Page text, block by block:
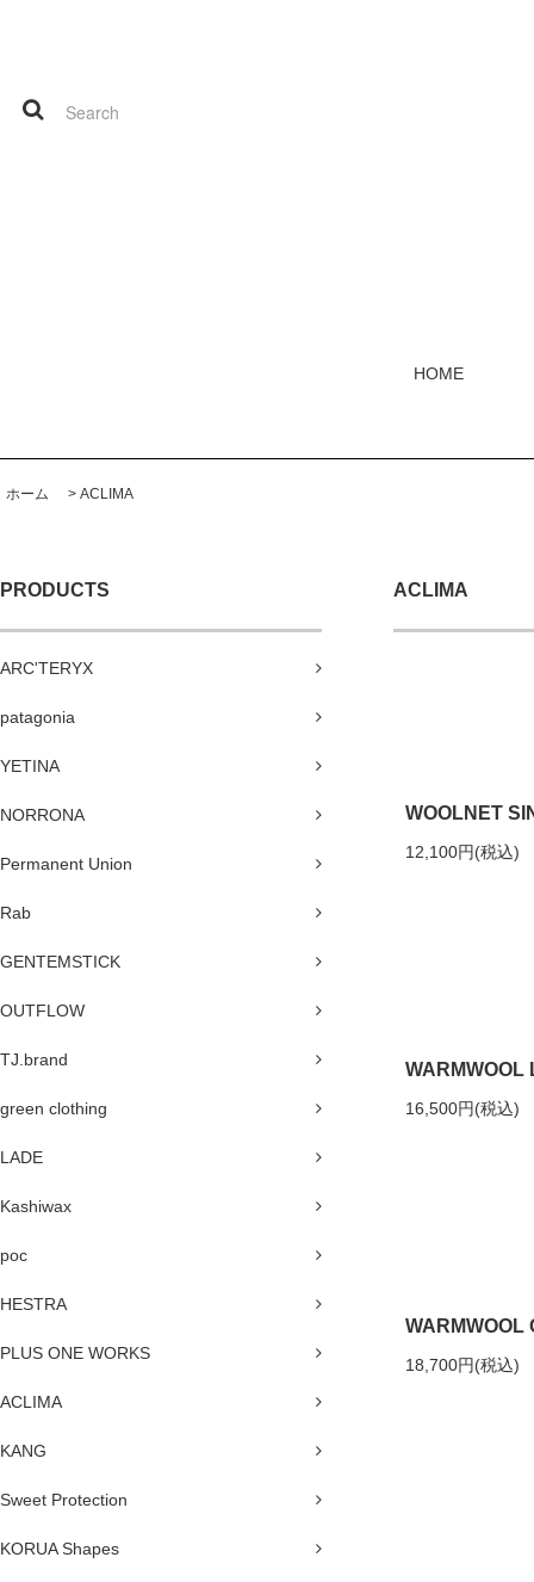
HOME
ホーム > ACLIMA
PRODUCTS
ARC'TERYX
patagonia
YETINA
NORRONA
Permanent Union
Rab
GENTEMSTICK
OUTFLOW
TJ.brand
green clothing
LADE
Kashiwax
poc
HESTRA
PLUS ONE WORKS
ACLIMA
KANG
Sweet Protection
KORUA Shapes
ACLIMA
WOOLNET
12,100円(税込)
WARMWOOL
16,500円(税込)
WARMWOOL
18,700円(税込)